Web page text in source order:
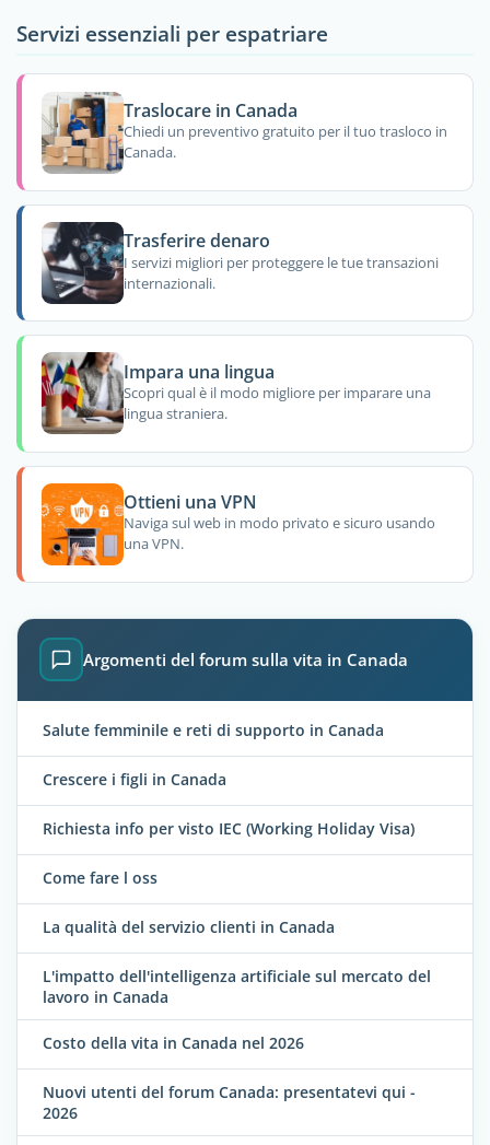
Servizi essenziali per espatriare
Traslocare in Canada
Chiedi un preventivo gratuito per il tuo trasloco in
Canada.
Trasferire denaro
I servizi migliori per proteggere le tue transazioni
internazionali.
Impara una lingua
Scopri qual è il modo migliore per imparare una
lingua straniera.
Ottieni una VPN
Naviga sul web in modo privato e sicuro usando
una VPN.
Argomenti del forum sulla vita in Canada
Salute femminile e reti di supporto in Canada
Crescere i figli in Canada
Richiesta info per visto IEC (Working Holiday Visa)
Come fare l oss
La qualità del servizio clienti in Canada
L'impatto dell'intelligenza artificiale sul mercato del
lavoro in Canada
Costo della vita in Canada nel 2026
Nuovi utenti del forum Canada: presentatevi qui -
2026